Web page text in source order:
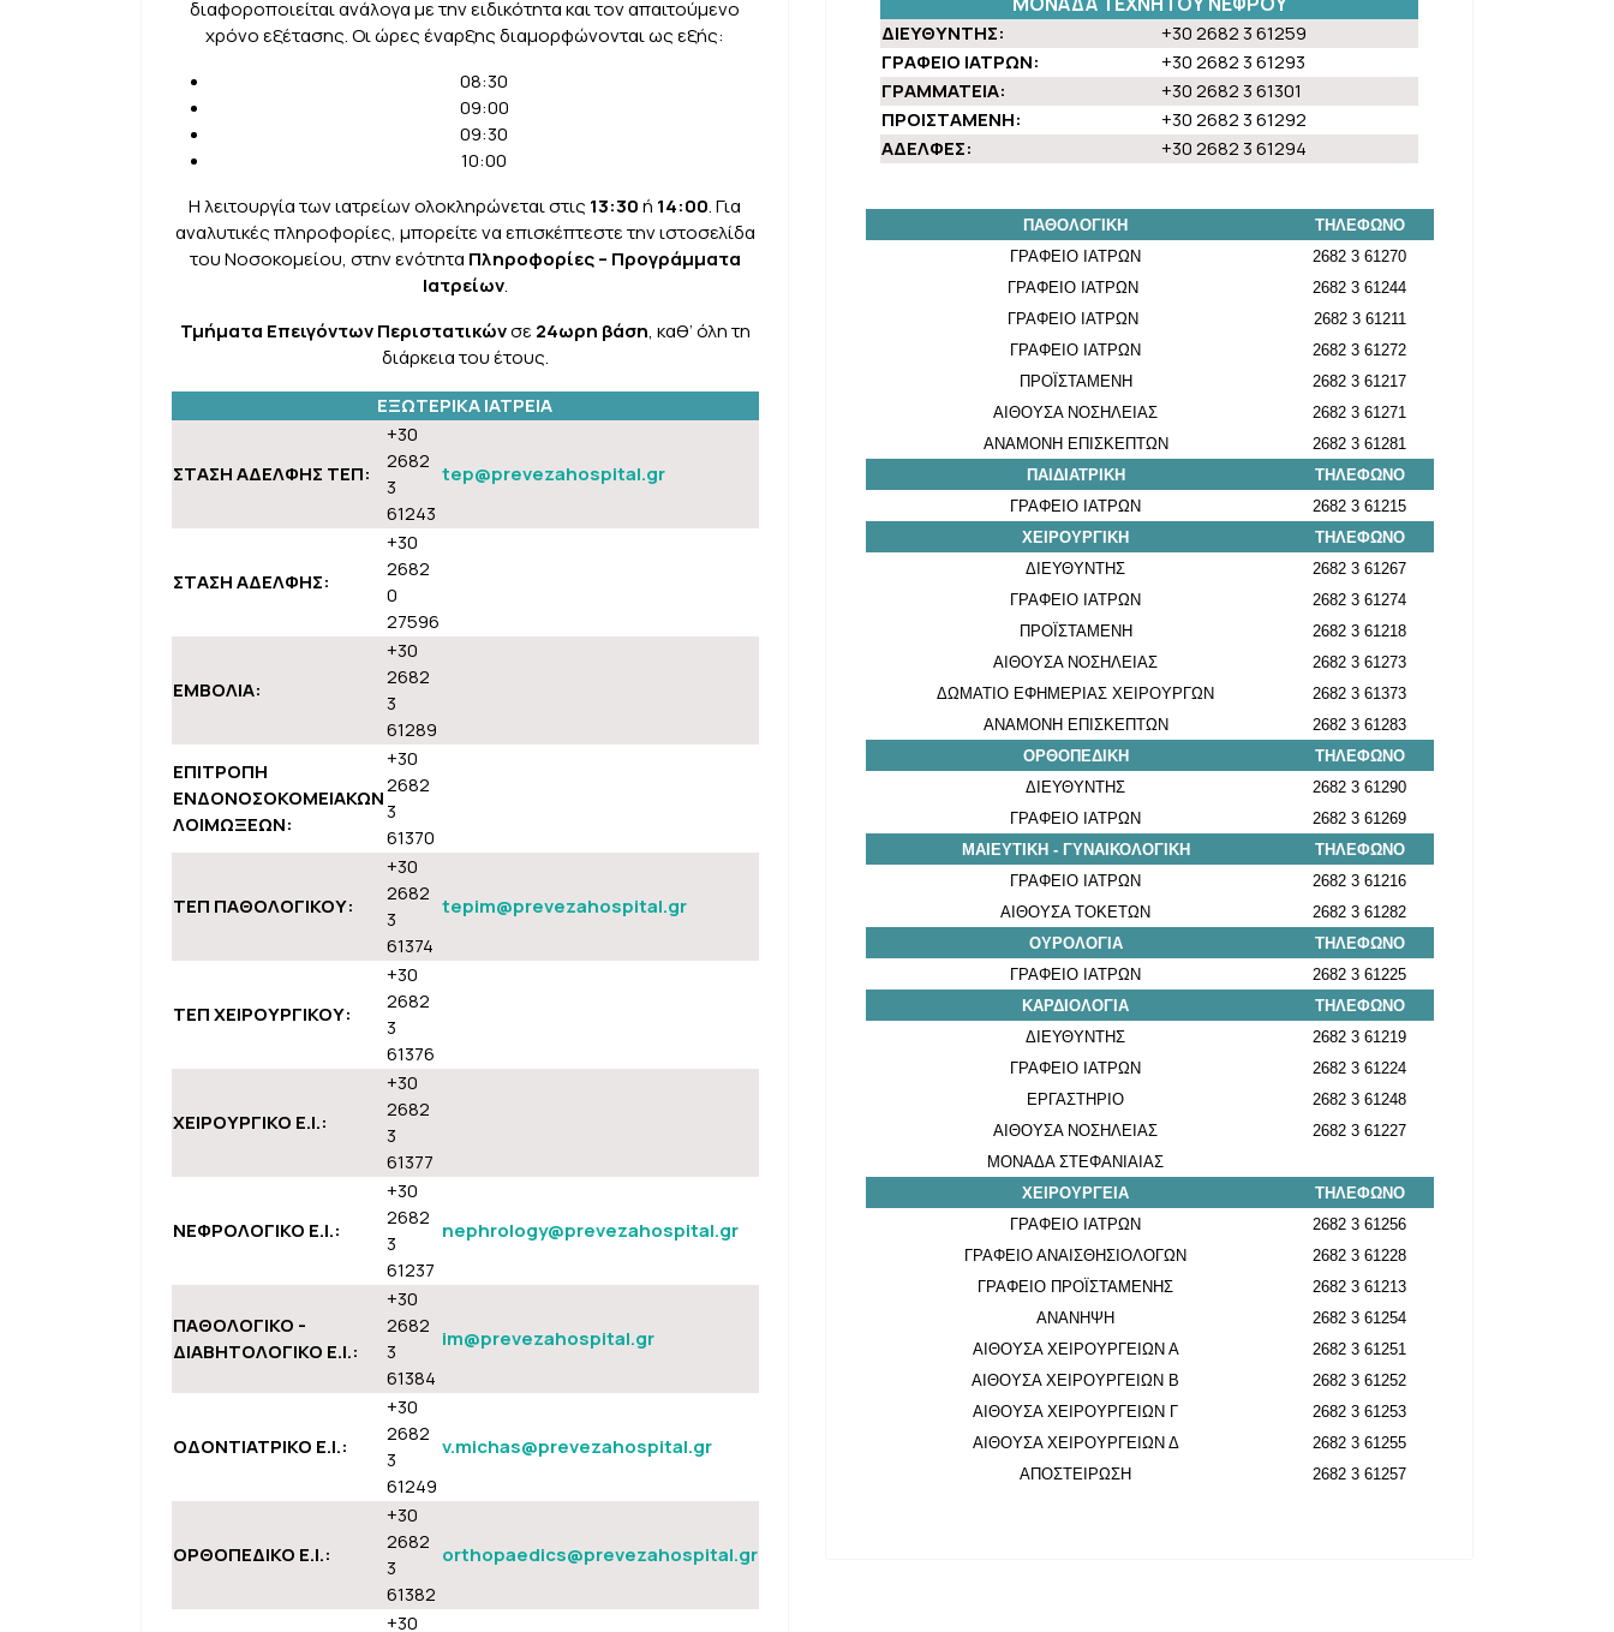
διαφοροποιείται ανάλογα με την ειδικότητα και τον απαιτούμενο
χρόνο εξέτασης. Οι ώρες έναρξης διαμορφώνονται ως εξής:
08:30
09:00
09:30
10:00
Η λειτουργία των ιατρείων ολοκληρώνεται στις 13:30ή 14:00. Για
αναλυτικές πληροφορίες, μπορείτε να επισκέπτεστε την ιστοσελίδα
του Νοσοκομείου, στην ενότητα Πληροφορίες – Προγράμματα
Ιατρείων.
Τμήματα Επειγόντων Περιστατικώνσε 24ωρη βάση, καθ’ όλη τη
διάρκεια του έτους.
ΕΞΩΤΕΡΙΚΑ ΙΑΤΡΕΙΑ
ΣΤΑΣΗ ΑΔΕΛΦΗΣ ΤΕΠ:
+30
2682
3
61243
tep@prevezahospital.gr
ΣΤΑΣΗ ΑΔΕΛΦΗΣ:
+30
2682
0
27596
ΕΜΒΟΛΙΑ:
+30
2682
3
61289
ΕΠΙΤΡΟΠΗ
ΕΝΔΟΝΟΣΟΚΟΜΕΙΑΚΩΝ
ΛΟΙΜΩΞΕΩΝ:
+30
2682
3
61370
ΤΕΠ ΠΑΘΟΛΟΓΙΚΟΥ:
+30
2682
3
61374
tepim@prevezahospital.gr
ΤΕΠ ΧΕΙΡΟΥΡΓΙΚΟΥ:
+30
2682
3
61376
ΧΕΙΡΟΥΡΓΙΚΟ Ε.Ι.:
+30
2682
3
61377
ΝΕΦΡΟΛΟΓΙΚΟ Ε.Ι.:
+30
2682
3
61237
nephrology@prevezahospital.gr
ΠΑΘΟΛΟΓΙΚΟ -
ΔΙΑΒΗΤΟΛΟΓΙΚΟ Ε.Ι.:
+30
2682
3
61384
im@prevezahospital.gr
ΟΔΟΝΤΙΑΤΡΙΚΟ Ε.Ι.:
+30
2682
3
61249
v.michas@prevezahospital.gr
ΟΡΘΟΠΕΔΙΚΟ Ε.Ι.:
+30
2682
3
61382
orthopaedics@prevezahospital.gr
+30
ΔΙΕΥΘΥΝΤΗΣ:
+30 2682 3 61259
ΓΡΑΦΕΙΟ ΙΑΤΡΩΝ:
+30 2682 3 61293
ΓΡΑΜΜΑΤΕΙΑ:
+30 2682 3 61301
ΠΡΟΙΣΤΑΜΕΝΗ:
+30 2682 3 61292
ΑΔΕΛΦΕΣ:
+30 2682 3 61294
ΠΑΘΟΛΟΓΙΚΗ
ΤΗΛΕΦΩΝΟ
ΓΡΑΦΕΙΟ ΙΑΤΡΩΝ
2682 3 61270
ΓΡΑΦΕΙΟ ΙΑΤΡΩΝ
2682 3 61244
ΓΡΑΦΕΙΟ ΙΑΤΡΩΝ
2682 3 61211
ΓΡΑΦΕΙΟ ΙΑΤΡΩΝ
2682 3 61272
ΠΡΟΪΣΤΑΜΕΝΗ
2682 3 61217
ΑΙΘΟΥΣΑ ΝΟΣΗΛΕΙΑΣ
2682 3 61271
ΑΝΑΜΟΝΗ ΕΠΙΣΚΕΠΤΩΝ
2682 3 61281
ΠΑΙΔΙΑΤΡΙΚΗ
ΤΗΛΕΦΩΝΟ
ΓΡΑΦΕΙΟ ΙΑΤΡΩΝ
2682 3 61215
ΧΕΙΡΟΥΡΓΙΚΗ
ΤΗΛΕΦΩΝΟ
ΔΙΕΥΘΥΝΤΗΣ
2682 3 61267
ΓΡΑΦΕΙΟ ΙΑΤΡΩΝ
2682 3 61274
ΠΡΟΪΣΤΑΜΕΝΗ
2682 3 61218
ΑΙΘΟΥΣΑ ΝΟΣΗΛΕΙΑΣ
2682 3 61273
ΔΩΜΑΤΙΟ ΕΦΗΜΕΡΙΑΣ ΧΕΙΡΟΥΡΓΩΝ
2682 3 61373
ΑΝΑΜΟΝΗ ΕΠΙΣΚΕΠΤΩΝ
2682 3 61283
ΟΡΘΟΠΕΔΙΚΗ
ΤΗΛΕΦΩΝΟ
ΔΙΕΥΘΥΝΤΗΣ
2682 3 61290
ΓΡΑΦΕΙΟ ΙΑΤΡΩΝ
2682 3 61269
ΜΑΙΕΥΤΙΚΗ - ΓΥΝΑΙΚΟΛΟΓΙΚΗ
ΤΗΛΕΦΩΝΟ
ΓΡΑΦΕΙΟ ΙΑΤΡΩΝ
2682 3 61216
ΑΙΘΟΥΣΑ ΤΟΚΕΤΩΝ
2682 3 61282
ΟΥΡΟΛΟΓΙΑ
ΤΗΛΕΦΩΝΟ
ΓΡΑΦΕΙΟ ΙΑΤΡΩΝ
2682 3 61225
ΚΑΡΔΙΟΛΟΓΙΑ
ΤΗΛΕΦΩΝΟ
ΔΙΕΥΘΥΝΤΗΣ
2682 3 61219
ΓΡΑΦΕΙΟ ΙΑΤΡΩΝ
2682 3 61224
ΕΡΓΑΣΤΗΡΙΟ
2682 3 61248
ΑΙΘΟΥΣΑ ΝΟΣΗΛΕΙΑΣ
2682 3 61227
ΜΟΝΑΔΑ ΣΤΕΦΑΝΙΑΙΑΣ
ΧΕΙΡΟΥΡΓΕΙΑ
ΤΗΛΕΦΩΝΟ
ΓΡΑΦΕΙΟ ΙΑΤΡΩΝ
2682 3 61256
ΓΡΑΦΕΙΟ ΑΝΑΙΣΘΗΣΙΟΛΟΓΩΝ
2682 3 61228
ΓΡΑΦΕΙΟ ΠΡΟΪΣΤΑΜΕΝΗΣ
2682 3 61213
ΑΝΑΝΗΨΗ
2682 3 61254
ΑΙΘΟΥΣΑ ΧΕΙΡΟΥΡΓΕΙΩΝ Α
2682 3 61251
ΑΙΘΟΥΣΑ ΧΕΙΡΟΥΡΓΕΙΩΝ Β
2682 3 61252
ΑΙΘΟΥΣΑ ΧΕΙΡΟΥΡΓΕΙΩΝ Γ
2682 3 61253
ΑΙΘΟΥΣΑ ΧΕΙΡΟΥΡΓΕΙΩΝ Δ
2682 3 61255
ΑΠΟΣΤΕΙΡΩΣΗ
2682 3 61257